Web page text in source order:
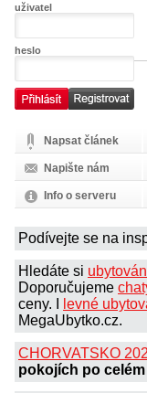
uživatel
heslo
Napsat článek
Napište nám
Info o serveru
Podívejte se na
Hledáte si
Doporučujeme
ceny. I
levné
MegaUbytko.cz.
CHORVATSKO
pokojích po